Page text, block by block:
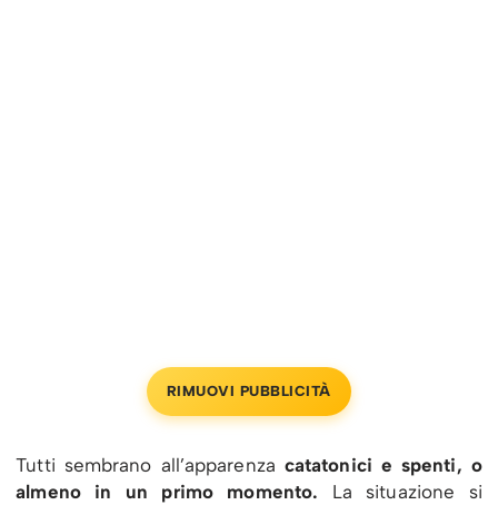
RIMUOVI PUBBLICITÀ
Tutti sembrano all’apparenza catatonici e spenti, o
almeno in un primo momento. La situazione si